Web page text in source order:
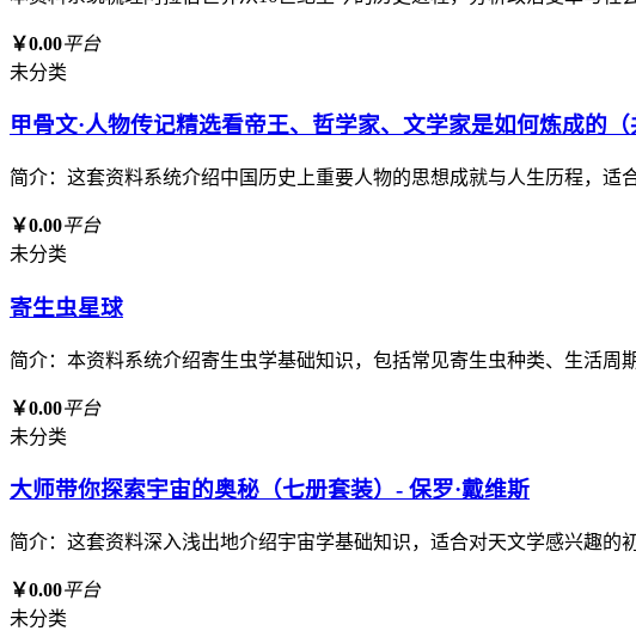
￥0.00平台
未分类
甲骨文·人物传记精选看帝王、哲学家、文学家是如何炼成的（
简介：这套资料系统介绍中国历史上重要人物的思想成就与人生历程，
￥0.00平台
未分类
寄生虫星球
简介：本资料系统介绍寄生虫学基础知识，包括常见寄生虫种类、生活
￥0.00平台
未分类
大师带你探索宇宙的奥秘（七册套装）- 保罗·戴维斯
简介：这套资料深入浅出地介绍宇宙学基础知识，适合对天文学感兴趣
￥0.00平台
未分类